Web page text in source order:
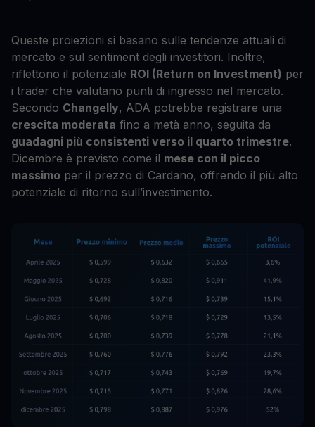
Queste proiezioni si basano sulle tendenze attuali di
mercato e sul sentiment degli investitori. Inoltre,
riflettono il potenziale ROI (Return on Investment) per
i trader che valutano punti di ingresso nel mercato.
Secondo Changelly, ADA potrebbe registrare una
crescita moderata fino a metà anno, seguita da
guadagni più consistenti verso il quarto trimestre.
Dicembre è previsto come il mese con il picco
massimo per il prezzo di Cardano, offrendo il più alto
potenziale di ritorno sull’investimento.